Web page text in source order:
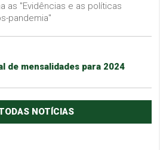
as "Evidências e as políticas
pandemia"
de mensalidades para 2024
NOTÍCIAS